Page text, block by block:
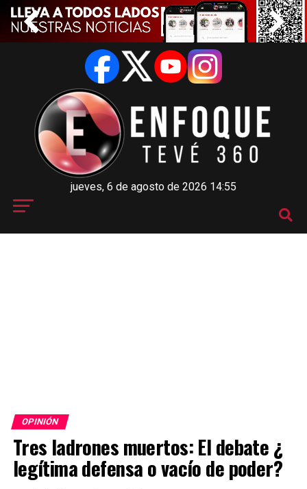
jueves, 6 de agosto de 2026 14:55
OPINIÓN
Tres ladrones muertos: El debate ¿
legítima defensa o vacío de poder?